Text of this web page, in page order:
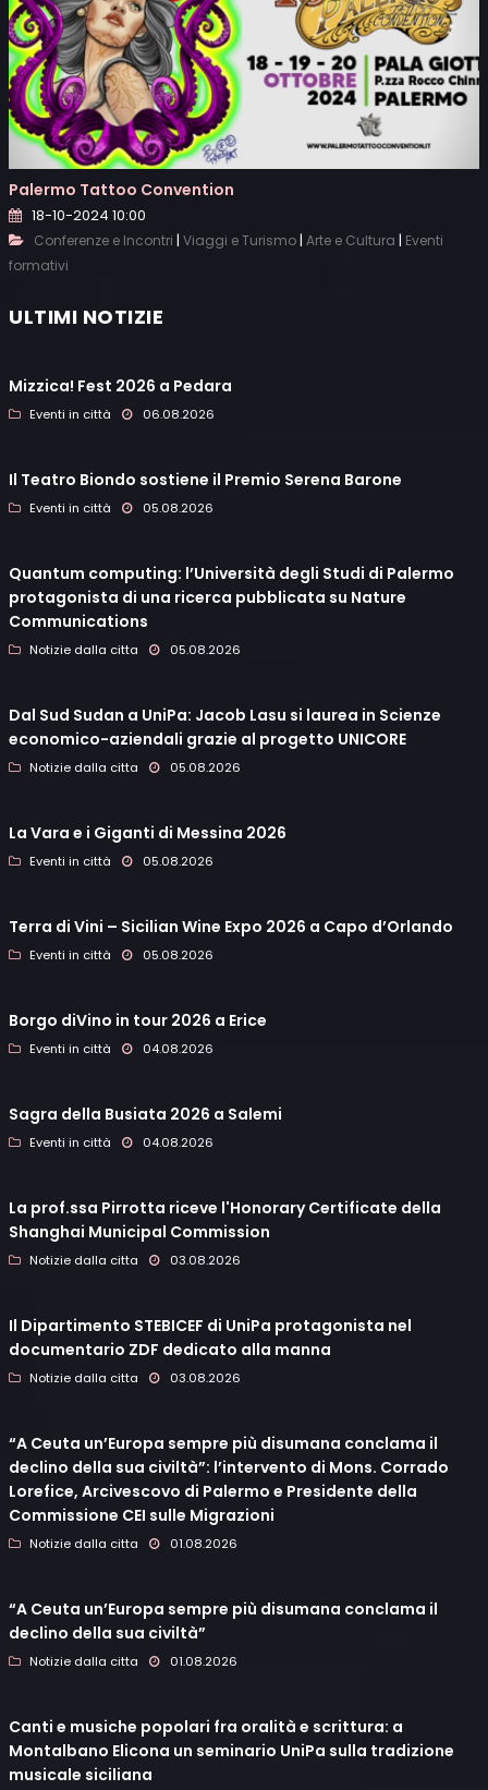
Palermo Tattoo Convention
18-10-2024 10:00
Conferenze e Incontri | Viaggi e Turismo | Arte e Cultura | Eventi
formativi
ULTIMI NOTIZIE
Mizzica! Fest 2026 a Pedara
Eventi in città 06.08.2026
Il Teatro Biondo sostiene il Premio Serena Barone
Eventi in città 05.08.2026
Quantum computing: l’Università degli Studi di Palermo
protagonista di una ricerca pubblicata su Nature
Communications
Notizie dalla citta 05.08.2026
Dal Sud Sudan a UniPa: Jacob Lasu si laurea in Scienze
economico-aziendali grazie al progetto UNICORE
Notizie dalla citta 05.08.2026
La Vara e i Giganti di Messina 2026
Eventi in città 05.08.2026
Terra di Vini – Sicilian Wine Expo 2026 a Capo d’Orlando
Eventi in città 05.08.2026
Borgo diVino in tour 2026 a Erice
Eventi in città 04.08.2026
Sagra della Busiata 2026 a Salemi
Eventi in città 04.08.2026
La prof.ssa Pirrotta riceve l'Honorary Certificate della
Shanghai Municipal Commission
Notizie dalla citta 03.08.2026
Il Dipartimento STEBICEF di UniPa protagonista nel
documentario ZDF dedicato alla manna
Notizie dalla citta 03.08.2026
“A Ceuta un’Europa sempre più disumana conclama il
declino della sua civiltà”: l’intervento di Mons. Corrado
Lorefice, Arcivescovo di Palermo e Presidente della
Commissione CEI sulle Migrazioni
Notizie dalla citta 01.08.2026
“A Ceuta un’Europa sempre più disumana conclama il
declino della sua civiltà”
Notizie dalla citta 01.08.2026
Canti e musiche popolari fra oralità e scrittura: a
Montalbano Elicona un seminario UniPa sulla tradizione
musicale siciliana